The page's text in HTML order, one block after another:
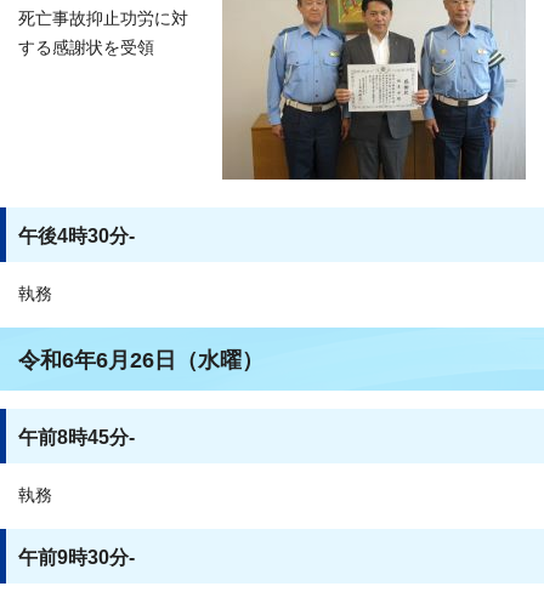
死亡事故抑止功労に対
する感謝状を受領
午後4時30分-
執務
令和6年6月26日（水曜）
午前8時45分-
執務
午前9時30分-